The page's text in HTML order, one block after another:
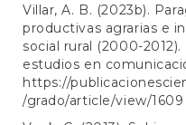
Villar, A. B. (2023b).
productivas agrarias e
social rural (2000-
estudios en
https://
/grado/article/view/1609